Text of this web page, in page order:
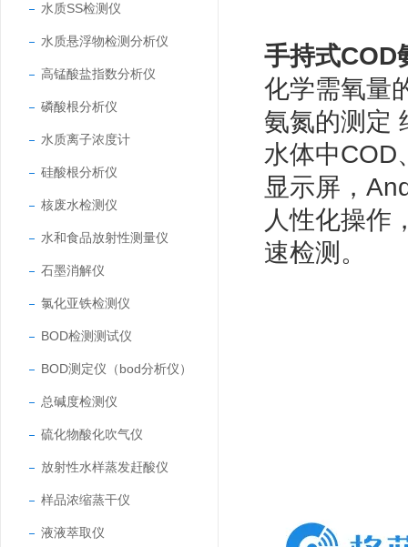
水质SS检测仪
水质悬浮物检测分析仪
高锰酸盐指数分析仪
磷酸根分析仪
水质离子浓度计
硅酸根分析仪
核废水检测仪
水和食品放射性测量仪
石墨消解仪
氯化亚铁检测仪
BOD检测测试仪
BOD测定仪（bod分析仪）
总碱度检测仪
硫化物酸化吹气仪
放射性水样蒸发赶酸仪
样品浓缩蒸干仪
液液萃取仪
手持式COD
化学需氧量
氨氮的测定
水体中COD
显示屏，
人性化操作
速检测。